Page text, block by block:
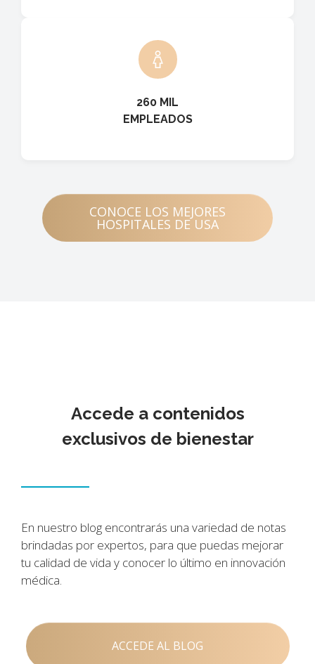
260 MIL
EMPLEADOS
CONOCE LOS MEJORES
HOSPITALES DE USA
Accede a contenidos
exclusivos de bienestar
En nuestro blog encontrarás una variedad de notas
brindadas por expertos, para que puedas mejorar
tu calidad de vida y conocer lo último en innovación
médica.
ACCEDE AL BLOG